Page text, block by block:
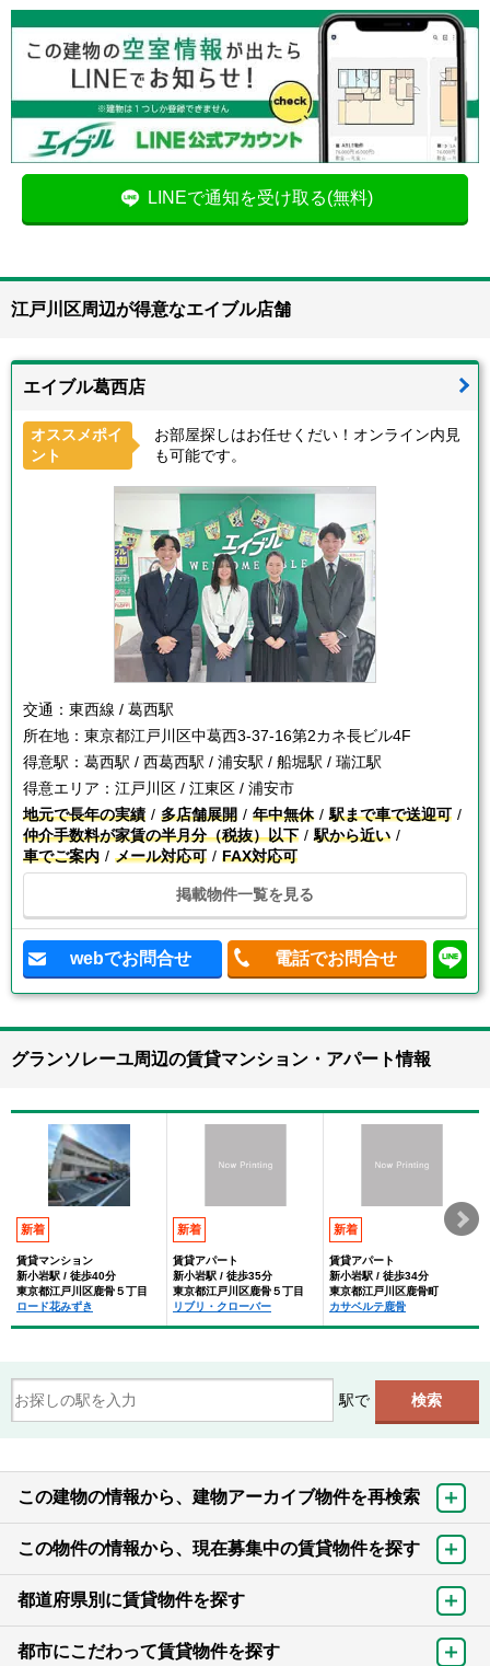
LINEで通知を受け取る(無料)
江戸川区周辺が得意なエイブル店舗
エイブル葛西店
オススメポイ
ント
お部屋探しはお任せくだい！オンライン内見
も可能です。
交通： 東西線 / 葛西駅
所在地： 東京都江戸川区中葛西3-37-16第2カネ長ビル4F
得意駅： 葛西駅 / 西葛西駅 / 浦安駅 / 船堀駅 / 瑞江駅
得意エリア： 江戸川区 / 江東区 / 浦安市
地元で長年の実績
多店舗展開 年中無休
駅まで車で送迎可
仲介手数料が家賃の半月分（税抜）以下
駅から近い
車でご案内
メール対応可 FAX対応可
掲載物件一覧を見る
webでお問合せ 電話でお問合せ
グランソレーユ周辺の賃貸マンション・アパート情報
新着
賃貸マンション
新小岩駅 / 徒歩40分
東京都江戸川区鹿骨５丁目
ロード花みずき
新着
賃貸アパート
新小岩駅 / 徒歩35分
東京都江戸川区鹿骨５丁目
リブリ・クローバー
新着
賃貸アパート
新小岩駅 / 徒歩34分
東京都江戸川区鹿骨町
カサベルテ鹿骨
駅で
この建物の情報から、建物アーカイブ物件を再検索
この物件の情報から、現在募集中の賃貸物件を探す
都道府県別に賃貸物件を探す
都市にこだわって賃貸物件を探す